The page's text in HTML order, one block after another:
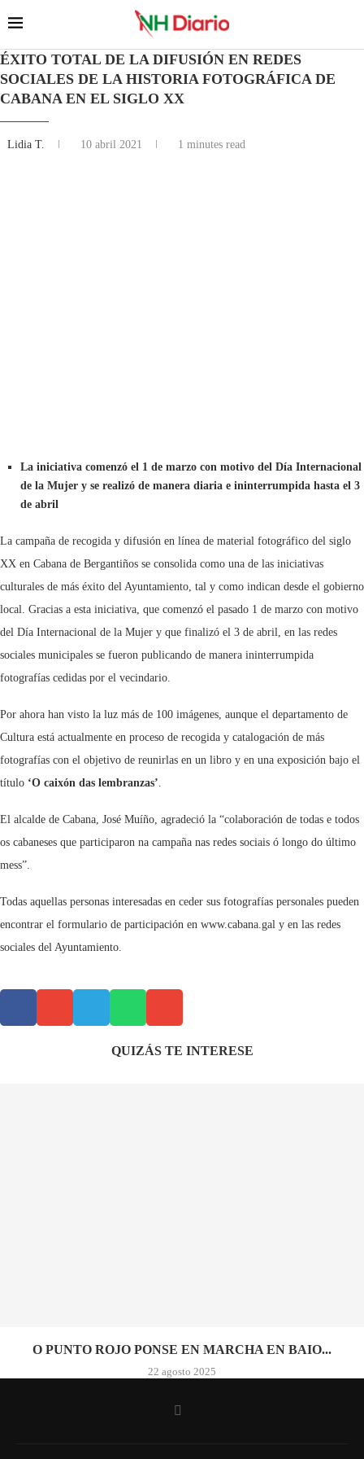
ÉXITO TOTAL DE LA DIFUSIÓN EN REDES
SOCIALES DE LA HISTORIA FOTOGRÁFICA DE
CABANA EN EL SIGLO XX
Lidia T. 10 abril 2021 1 minutes read
La iniciativa comenzó el 1 de marzo con motivo del Día Internacional
de la Mujer y se realizó de manera diaria e ininterrumpida hasta el 3
de abril
La campaña de recogida y difusión en línea de material fotográfico del siglo
XX en Cabana de Bergantiños se consolida como una de las iniciativas
culturales de más éxito del Ayuntamiento, tal y como indican desde el gobierno
local. Gracias a esta iniciativa, que comenzó el pasado 1 de marzo con motivo
del Día Internacional de la Mujer y que finalizó el 3 de abril, en las redes
sociales municipales se fueron publicando de manera ininterrumpida
fotografías cedidas por el vecindario.
Por ahora han visto la luz más de 100 imágenes, aunque el departamento de
Cultura está actualmente en proceso de recogida y catalogación de más
fotografías con el objetivo de reunirlas en un libro y en una exposición bajo el
título ‘O caixón das lembranzas’.
El alcalde de Cabana, José Muíño, agradeció la “colaboración de todas e todos
os cabaneses que participaron na campaña nas redes sociais ó longo do último
mess”.
Todas aquellas personas interesadas en ceder sus fotografías personales pueden
encontrar el formulario de participación en www.cabana.gal y en las redes
sociales del Ayuntamiento.
QUIZÁS TE INTERESE
O PUNTO ROJO PONSE EN MARCHA EN BAIO...
22 agosto 2025